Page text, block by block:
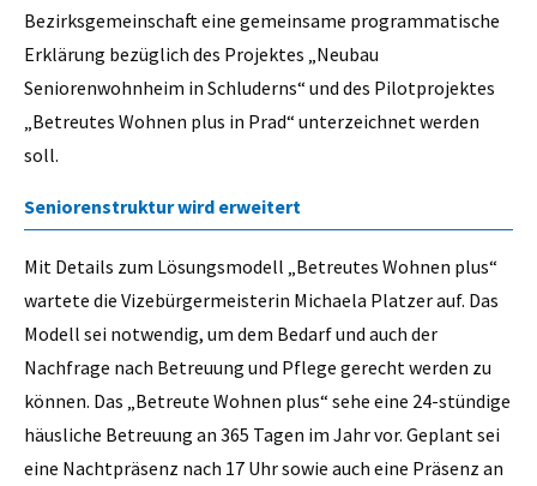
Bezirksgemeinschaft eine gemeinsame programmatische
Erklärung bezüglich des Projektes „Neubau
Seniorenwohnheim in Schluderns“ und des Pilotprojektes
„Betreutes Wohnen plus in Prad“ unterzeichnet werden
soll.
Seniorenstruktur wird erweitert
Mit Details zum Lösungsmodell „Betreutes Wohnen plus“
wartete die Vizebürgermeisterin Michaela Platzer auf. Das
Modell sei notwendig, um dem Bedarf und auch der
Nachfrage nach Betreuung und Pflege gerecht werden zu
können. Das „Betreute Wohnen plus“ sehe eine 24-stündige
häusliche Betreuung an 365 Tagen im Jahr vor. Geplant sei
eine Nachtpräsenz nach 17 Uhr sowie auch eine Präsenz an